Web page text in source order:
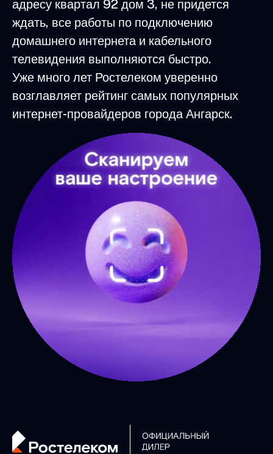
адресу квартал 92 дом 3, не придется
ждать, все работы по подключению
домашнего интернета и кабельного
телевидения выполняются быстро.
Уже много лет Ростелеком уверенно
возглавляет рейтинг самых популярных
интернет-провайдеров города Ангарск.